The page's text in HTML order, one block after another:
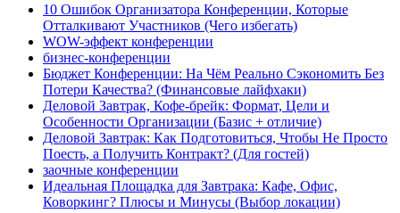
10 Ошибок Организатора Конференции, Которые
Отталкивают Участников (Чего избегать)
WOW-эффект конференции
бизнес-конференции
Бюджет Конференции: На Чём Реально Сэкономить Без
Потери Качества? (Финансовые лайфхаки)
Деловой Завтрак, Кофе-брейк: Формат, Цели и
Особенности Организации (Базис + отличие)
Деловой Завтрак: Как Подготовиться, Чтобы Не Просто
Поесть, а Получить Контракт? (Для гостей)
заочные конференции
Идеальная Площадка для Завтрака: Кафе, Офис,
Коворкинг? Плюсы и Минусы (Выбор локации)